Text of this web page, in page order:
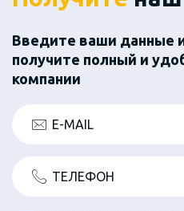
Введите ваши данные
получите полный и
компании
E-MAIL
ТЕЛЕФОН